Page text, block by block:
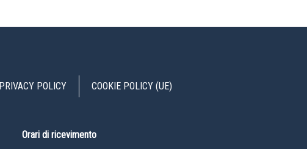
PRIVACY POLICY COOKIE POLICY (UE)
Orari di ricevimento